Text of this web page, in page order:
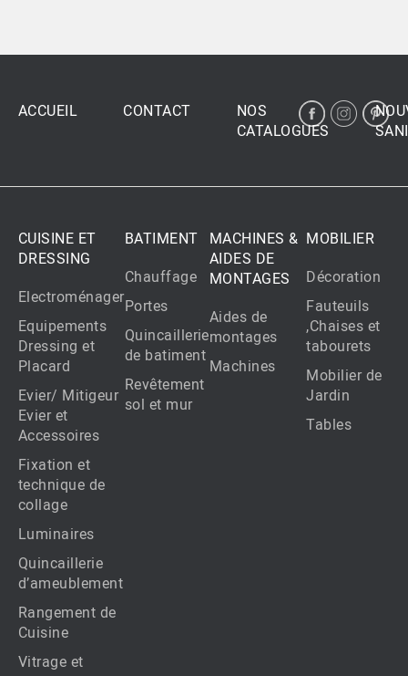
ACCUEIL CONTACT
NOS
CATALOGUES
CUISINE ET
DRESSING
Electroménager
Equipements
Dressing et
Placard
Evier/ Mitigeur
Evier et
Accessoires
Fixation et
technique de
collage
Luminaires
Quincaillerie
d’ameublement
Rangement de
Cuisine
Vitrage et
BATIMENT
Chauffage
Portes
Quincaillerie
de batiment
Revêtement
sol et mur
MACHINES &
AIDES DE
MONTAGES
Aides de
montages
Machines
MOBILIER
Décoration
Fauteuils
,Chaises et
tabourets
Mobilier de
Jardin
Tables